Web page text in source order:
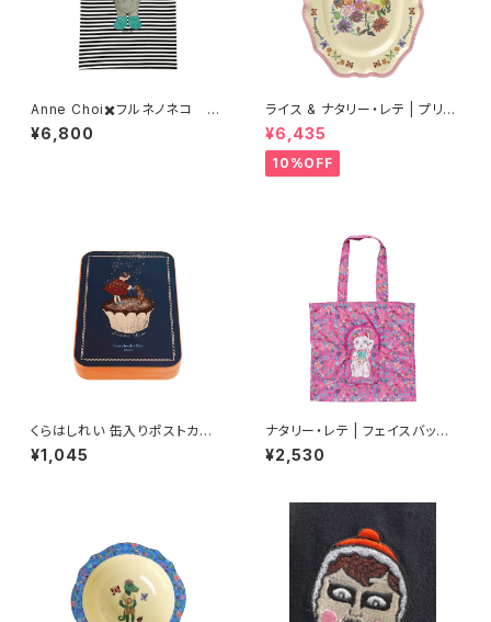
Anne Choi✖️フルネノネコ 限
定Tシャツ①
¥6,800
ライス & ナタリー・レテ | プリン
トメラミン サービングディッシュ
ラージサイズ ピンク【タイ製】
¥6,435
10%OFF
くらはしれい 缶入りポストカード
(NV)
¥1,045
ナタリー・レテ | フェイスバッグ
ラッキーキャット | Face bag L
ucky cat
¥2,530